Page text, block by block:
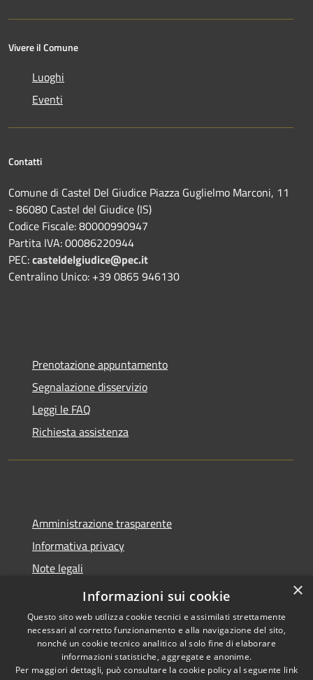
Vivere il Comune
Luoghi
Eventi
Contatti
Comune di Castel Del Giudice Piazza Guglielmo Marconi, 11
- 86080 Castel del Giudice (IS)
Codice Fiscale: 80000990947
Partita IVA: 00086220944
PEC:casteldelgiudice@pec.it
Centralino Unico: +39 0865 946130
Prenotazione appuntamento
Segnalazione disservizio
Leggi le FAQ
Richiesta assistenza
Amministrazione trasparente
Informativa privacy
Note legali
Dichiarazione di accessibilità
Copyright © 2026 • Comune di
×
Informazioni sui cookie
Questo sito web utilizza cookie tecnici e assimilati strettamente
necessari al corretto funzionamento e alla navigazione del sito,
nonché un cookie tecnico analitico al solo fine di elaborare
informazioni statistiche, aggregate e anonime.
Per maggiori dettagli, può consultare la cookie policy al seguente link